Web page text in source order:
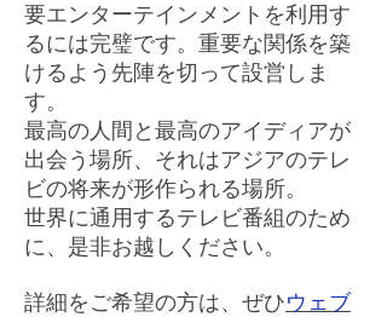
要エンターテインメントを利用す
るには完璧です。重要な関係を築
けるよう先陣を切って設営しま
す。
最高の人間と最高のアイディアが
出会う場所、それはアジアのテレ
ビの将来が形作られる場所。
世界に通用するテレビ番組のため
に、是非お越しください。
詳細をご希望の方は、ぜひウェブ